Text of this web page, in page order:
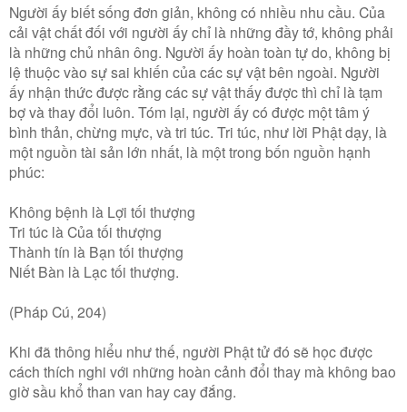
Người ấy biết sống đơn giản, không có nhiều nhu cầu. Của
cải vật chất đối với người ấy chỉ là những đầy tớ, không phải
là những chủ nhân ông. Người ấy hoàn toàn tự do, không bị
lệ thuộc vào sự sai khiến của các sự vật bên ngoài. Người
ấy nhận thức được rằng các sự vật thấy được thì chỉ là tạm
bợ và thay đổi luôn. Tóm lại, người ấy có được một tâm ý
bình thản, chừng mực, và tri túc. Tri túc, như lời Phật dạy, là
một nguồn tài sản lớn nhất, là một trong bốn nguồn hạnh
phúc:
Không bệnh là Lợi tối thượng
Tri túc là Của tối thượng
Thành tín là Bạn tối thượng
Niết Bàn là Lạc tối thượng.
(Pháp Cú, 204)
Khi đã thông hiểu như thế, người Phật tử đó sẽ học được
cách thích nghi với những hoàn cảnh đổi thay mà không bao
giờ sầu khổ than van hay cay đắng.